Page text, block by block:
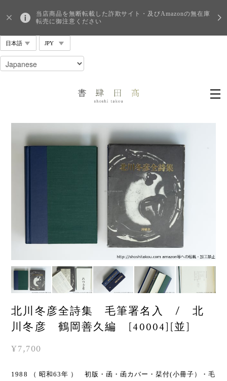
当店商品を無断転載した詐欺サイト・及びAmazonの無在庫
転売に御注意ください
北川冬彦全詩集 毛筆署名入 / 北
川冬彦 鶴岡善久編 [40004][並]
¥7,700
1988 （ 昭和63年 ） 初版・函・函カバー・栞付(小冊子）・毛